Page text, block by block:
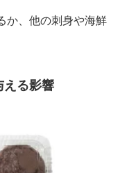
か、他の刺身や海鮮
える影響